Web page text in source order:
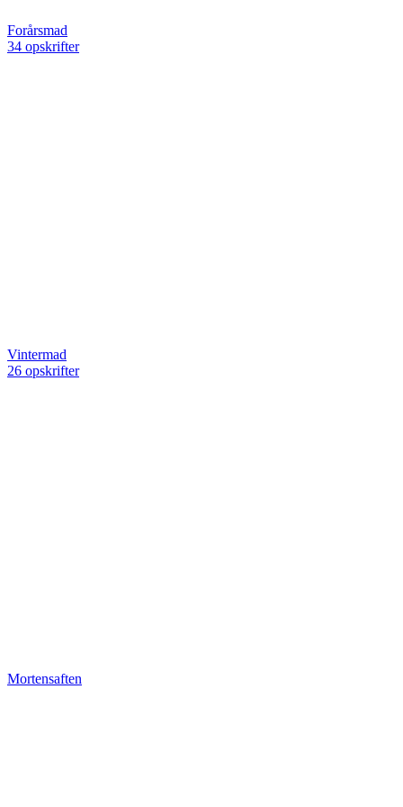
Forårsmad
34 opskrifter
Vintermad
26 opskrifter
Mortensaften